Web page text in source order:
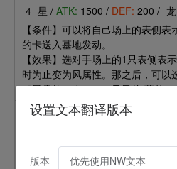
4 星 / ATK: 1500 / DEF: 200 / 龙
【条件】可以将自己场上的表侧
的卡送入墓地发动。
【效果】选对手场上的1只表侧表
时为止变为风属性。那之后，可以
「風霊使いウィン／风灵使 薇茵
火灵术师的使魔
4 星 / ATK:1500 /DEF:200 /
设置文本翻译版本
版本